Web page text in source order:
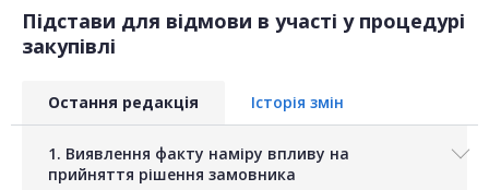
Підстави для відмови в участі у процедурі
закупівлі
Остання редакція Історія змін
1. Виявлення факту наміру впливу на
прийняття рішення замовника